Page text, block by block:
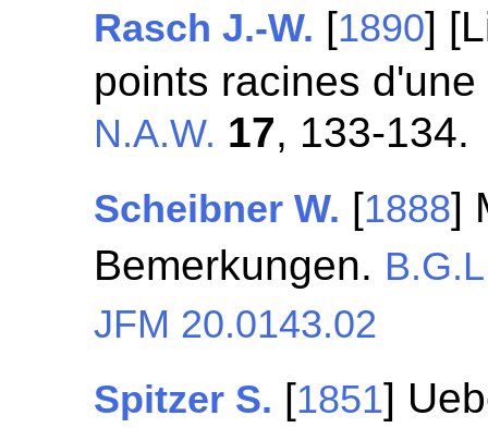
Rasch J.-W. [1890]
points racines
N.A.W. 17, 133-134.
Scheibner W. [1888]
Bemerkungen.
JFM 20.0143.02
Spitzer S. [1851]